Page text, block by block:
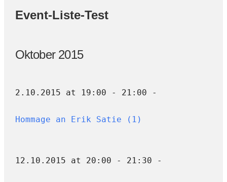
Event-Liste-Test
Oktober 2015
2.10.2015 at 19:00 - 21:00 -
Hommage an Erik Satie (1)
12.10.2015 at 20:00 - 21:30 -